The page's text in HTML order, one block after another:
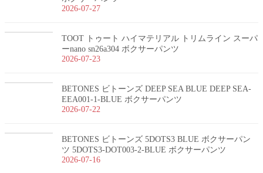
2026-07-27
TOOT トゥート ハイマテリアル トリムライン スーパ
ーnano sn26a304 ボクサーパンツ
2026-07-23
BETONES ビトーンズ DEEP SEA BLUE DEEP SEA-
EEA001-1-BLUE ボクサーパンツ
2026-07-22
BETONES ビトーンズ 5DOTS3 BLUE ボクサーパン
ツ 5DOTS3-DOT003-2-BLUE ボクサーパンツ
2026-07-16